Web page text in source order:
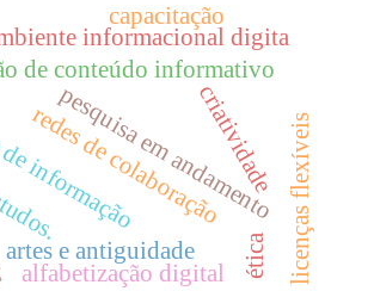
redes de colaboração
pesquisa em andamento
de conteúdo informativo
artes e antiguidade
informação
informacional digita
licenças flexíveis
criatividade
capacitação
alfabetização digital ética